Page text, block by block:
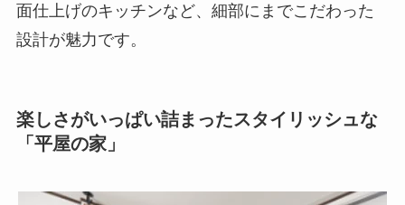
面仕上げのキッチンなど、細部にまでこだわった
設計が魅力です。
楽しさがいっぱい詰まったスタイリッシュな
「平屋の家」